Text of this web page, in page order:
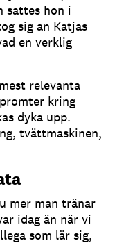
sattes hon i
sig an Katjas
en verklig
relevanta
kring
dyka upp.
tvättmaskinen,
mer man tränar
idag än när vi
som lär sig,